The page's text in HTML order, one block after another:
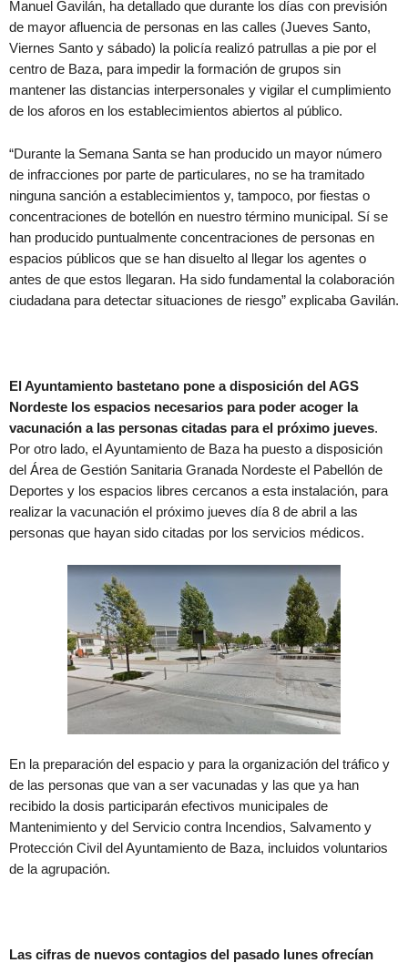
Manuel Gavilán, ha detallado que durante los días con previsión
de mayor afluencia de personas en las calles (Jueves Santo,
Viernes Santo y sábado) la policía realizó patrullas a pie por el
centro de Baza, para impedir la formación de grupos sin
mantener las distancias interpersonales y vigilar el cumplimiento
de los aforos en los establecimientos abiertos al público.
“Durante la Semana Santa se han producido un mayor número
de infracciones por parte de particulares, no se ha tramitado
ninguna sanción a establecimientos y, tampoco, por fiestas o
concentraciones de botellón en nuestro término municipal. Sí se
han producido puntualmente concentraciones de personas en
espacios públicos que se han disuelto al llegar los agentes o
antes de que estos llegaran. Ha sido fundamental la colaboración
ciudadana para detectar situaciones de riesgo” explicaba Gavilán.
El Ayuntamiento bastetano pone a disposición del AGS
Nordeste los espacios necesarios para poder acoger la
vacunación a las personas citadas para el próximo jueves.
Por otro lado, el Ayuntamiento de Baza ha puesto a disposición
del Área de Gestión Sanitaria Granada Nordeste el Pabellón de
Deportes y los espacios libres cercanos a esta instalación, para
realizar la vacunación el próximo jueves día 8 de abril a las
personas que hayan sido citadas por los servicios médicos.
En la preparación del espacio y para la organización del tráfico y
de las personas que van a ser vacunadas y las que ya han
recibido la dosis participarán efectivos municipales de
Mantenimiento y del Servicio contra Incendios, Salvamento y
Protección Civil del Ayuntamiento de Baza, incluidos voluntarios
de la agrupación.
Las cifras de nuevos contagios del pasado lunes ofrecían